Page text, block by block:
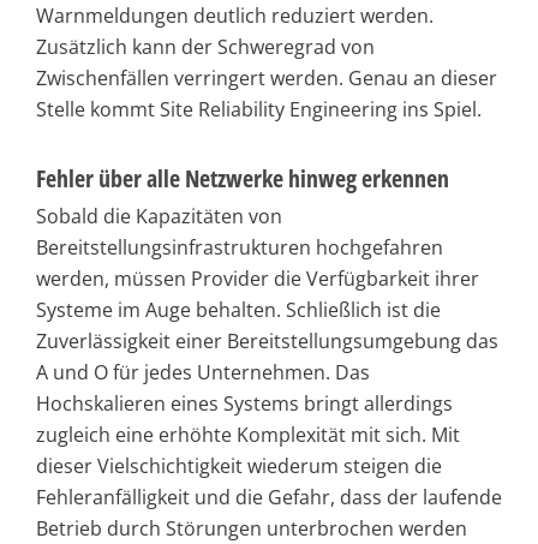
Warnmeldungen deutlich reduziert werden.
Zusätzlich kann der Schweregrad von
Zwischenfällen verringert werden. Genau an dieser
Stelle kommt Site Reliability Engineering ins Spiel.
Fehler über alle Netzwerke hinweg erkennen
Sobald die Kapazitäten von
Bereitstellungsinfrastrukturen hochgefahren
werden, müssen Provider die Verfügbarkeit ihrer
Systeme im Auge behalten. Schließlich ist die
Zuverlässigkeit einer Bereitstellungsumgebung das
A und O für jedes Unternehmen. Das
Hochskalieren eines Systems bringt allerdings
zugleich eine erhöhte Komplexität mit sich. Mit
dieser Vielschichtigkeit wiederum steigen die
Fehleranfälligkeit und die Gefahr, dass der laufende
Betrieb durch Störungen unterbrochen werden